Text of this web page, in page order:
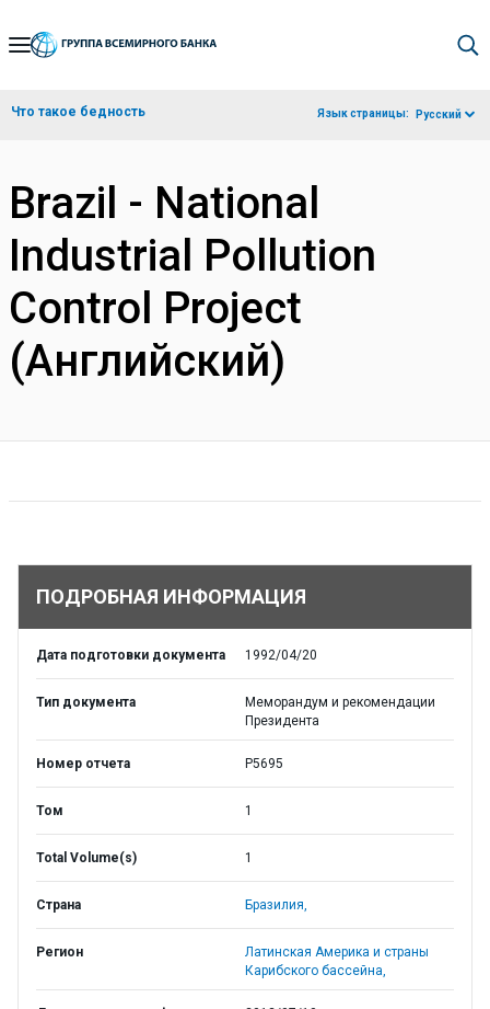
Skip
Navigation
Что такое бедность Язык страницы: Русский
Brazil - National
Industrial Pollution
Control Project
(Английский)
ПОДРОБНАЯ ИНФОРМАЦИЯ
Дата подготовки документа 1992/04/20
Тип документа
Меморандум и рекомендации
Президента
Номер отчета P5695
Том 1
Total Volume(s) 1
Страна Бразилия,
Регион
Латинская Америка и страны
Карибского бассейна,